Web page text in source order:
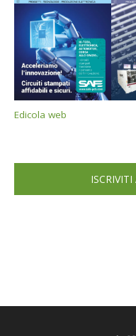
Edicola web